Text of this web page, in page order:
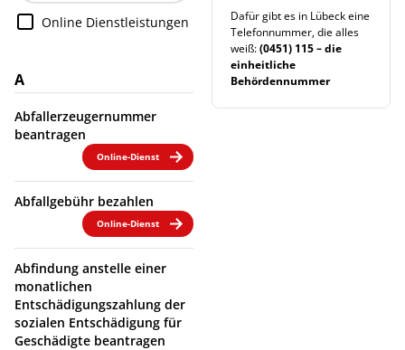
Online Dienstleistungen
A
Abfallerzeugernummer
beantragen
Online-Dienst
Abfallgebühr bezahlen
Online-Dienst
Abfindung anstelle einer
monatlichen
Entschädigungszahlung der
sozialen Entschädigung für
Geschädigte beantragen
Dafür gibt es in Lübeck eine
Telefonnummer, die alles
weiß:(0451) 115 – die
einheitliche
Behördennummer